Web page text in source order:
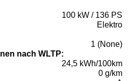
100 kW / 136 PS
Elektro
1 (None)
nach WLTP:
24,5 kWh/100km
0 g/km